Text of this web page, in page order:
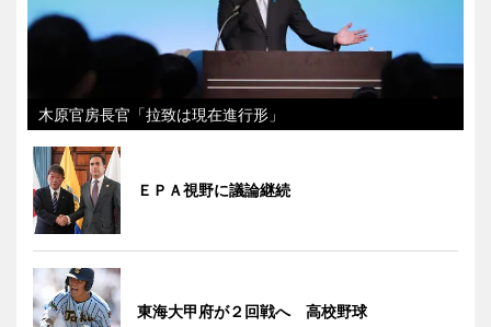
木原官房長官「拉致は現在進行形」
ＥＰＡ視野に議論継続
東海大甲府が２回戦へ 高校野球